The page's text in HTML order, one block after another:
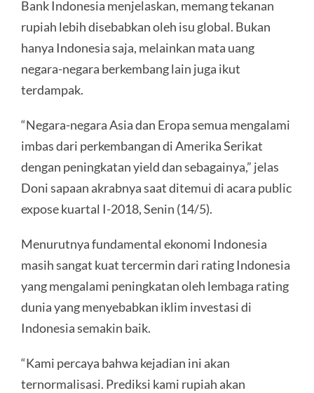
Bank Indonesia menjelaskan, memang tekanan
rupiah lebih disebabkan oleh isu global. Bukan
hanya Indonesia saja, melainkan mata uang
negara-negara berkembang lain juga ikut
terdampak.
“Negara-negara Asia dan Eropa semua mengalami
imbas dari perkembangan di Amerika Serikat
dengan peningkatan yield dan sebagainya,” jelas
Doni sapaan akrabnya saat ditemui di acara public
expose kuartal I-2018, Senin (14/5).
Menurutnya fundamental ekonomi Indonesia
masih sangat kuat tercermin dari rating Indonesia
yang mengalami peningkatan oleh lembaga rating
dunia yang menyebabkan iklim investasi di
Indonesia semakin baik.
“Kami percaya bahwa kejadian ini akan
ternormalisasi. Prediksi kami rupiah akan